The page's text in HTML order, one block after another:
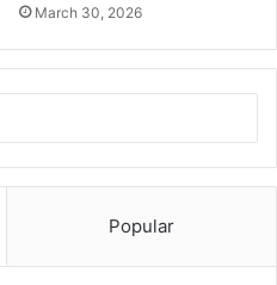
March 30, 2026
Popular